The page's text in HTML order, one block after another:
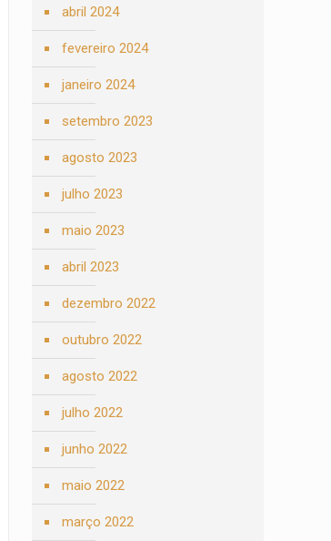
abril 2024
fevereiro 2024
janeiro 2024
setembro 2023
agosto 2023
julho 2023
maio 2023
abril 2023
dezembro 2022
outubro 2022
agosto 2022
julho 2022
junho 2022
maio 2022
março 2022